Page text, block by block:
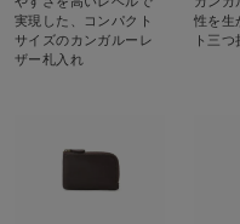
実現した、コンパクト
サイズのカンガルーレ
ザー札入れ
性を生
ト三